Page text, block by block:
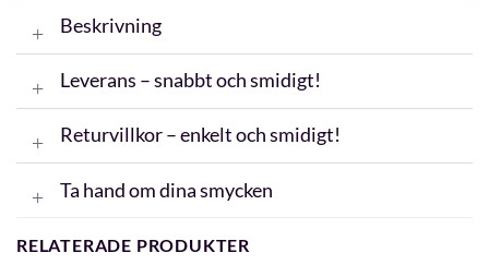
Beskrivning
Leverans – snabbt och smidigt!
Returvillkor – enkelt och smidigt!
Ta hand om dina smycken
RELATERADE PRODUKTER